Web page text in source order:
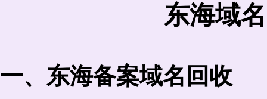
东海域
一、东海备案域名回收